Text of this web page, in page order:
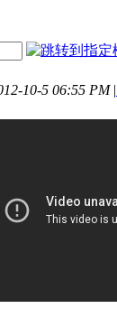
10-5 06:55 PM |